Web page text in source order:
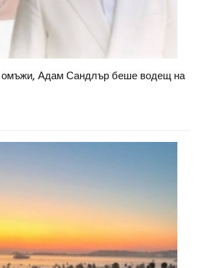
Адам Сандлър беше водещ на